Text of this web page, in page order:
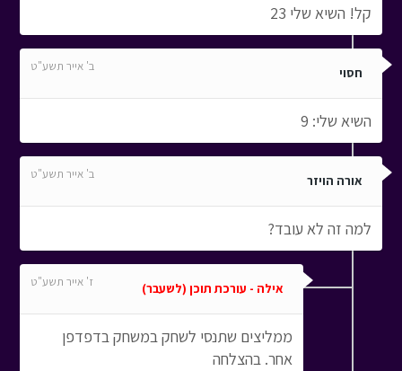
קל! השיא שלי 23
חסוי ב' אייר תשע"ט
השיא שלי: 9
אורה הויזר ב' אייר תשע"ט
למה זה לא עובד?
אילה - עורכת תוכן (לשעבר) ז' אייר תשע"ט
ממליצים שתנסי לשחק במשחק בדפדפן
אחר. בהצלחה